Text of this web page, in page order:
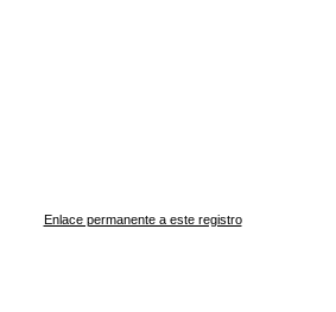
Enlace permanente a este registro